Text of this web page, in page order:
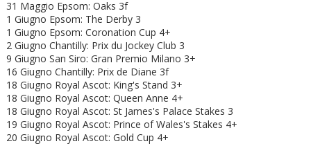
31 Maggio Epsom: Oaks 3f
1 Giugno Epsom: The Derby 3
1 Giugno Epsom: Coronation Cup 4+
2 Giugno Chantilly: Prix du Jockey Club 3
9 Giugno San Siro: Gran Premio Milano 3+
16 Giugno Chantilly: Prix de Diane 3f
18 Giugno Royal Ascot: King's Stand 3+
18 Giugno Royal Ascot: Queen Anne 4+
18 Giugno Royal Ascot: St James's Palace Stakes 3
19 Giugno Royal Ascot: Prince of Wales's Stakes 4+
20 Giugno Royal Ascot: Gold Cup 4+